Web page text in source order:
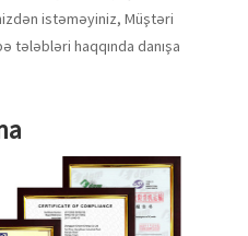
istəməyiniz, Müştəri
tələbləri haqqında danışa